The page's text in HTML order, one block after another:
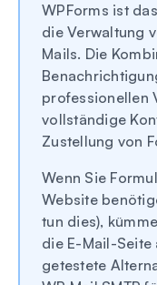
WPForms ist
die Verwaltung
Mails. Die
professionellen
vollständige
Zustellung von
Wenn Sie
Website
tun dies),
die E-Mail-
getestete